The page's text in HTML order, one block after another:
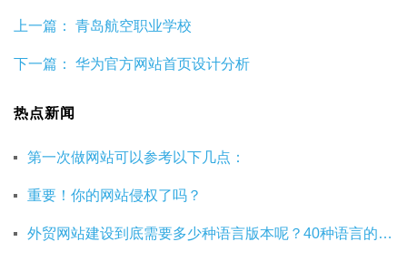
上一篇： 青岛航空职业学校
下一篇： 华为官方网站首页设计分析
热点新闻
第一次做网站可以参考以下几点：
重要！你的网站侵权了吗？
外贸网站建设到底需要多少种语言版本呢？40种语言的网站建设有必要吗？